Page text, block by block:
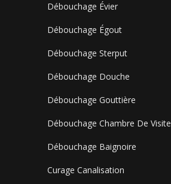
Débouchage Évier
Débouchage Égout
Débouchage Sterput
Débouchage Douche
Débouchage Gouttière
Débouchage Chambre De Visite
Débouchage Baignoire
Curage Canalisation